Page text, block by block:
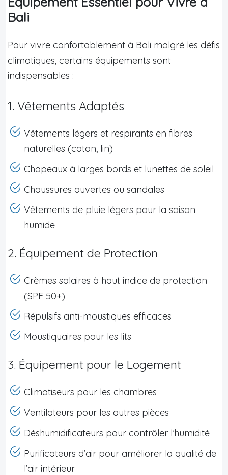
Bali
Pour vivre confortablement à Bali malgré les défis
climatiques, certains équipements sont
indispensables :
1. Vêtements Adaptés
Vêtements légers et respirants en fibres
naturelles (coton, lin)
Chapeaux à larges bords et lunettes de soleil
Chaussures ouvertes ou sandales
Vêtements de pluie légers pour la saison
humide
2. Équipement de Protection
Crèmes solaires à haut indice de protection
(SPF 50+)
Répulsifs anti-moustiques efficaces
Moustiquaires pour les lits
3. Équipement pour le Logement
Climatiseurs pour les chambres
Ventilateurs pour les autres pièces
Déshumidificateurs pour contrôler l’humidité
Purificateurs d’air pour améliorer la qualité de
l’air intérieur